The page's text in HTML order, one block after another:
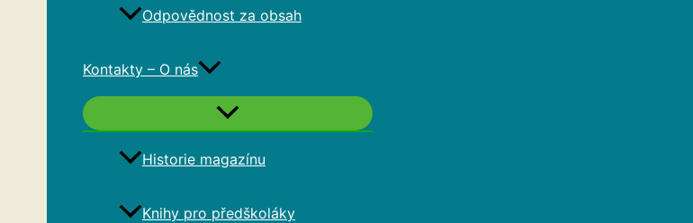
Odpovědnost za obsah
Kontakty – O nás
Historie magazínu
Knihy pro předškoláky